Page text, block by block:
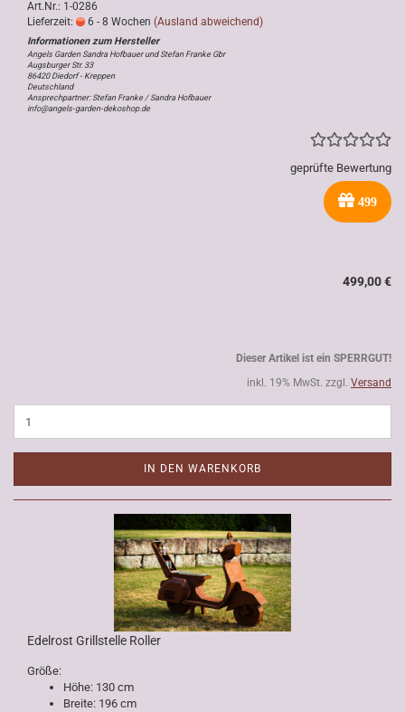
Art.Nr.: 1-0286
Lieferzeit:
6 - 8 Wochen (Ausland abweichend)
Angels Garden Sandra Hofbauer und Stefan Franke Gbr
Augsburger Str. 33
86420 Diedorf - Kreppen
Deutschland
Ansprechpartner: Stefan Franke / Sandra Hofbauer
info@angels-garden-dekoshop.de
geprüfte Bewertung
499
499,00 €
Dieser Artikel ist ein SPERRGUT!
inkl. 19% MwSt. zzgl. Versand
IN DEN WARENKORB
Edelrost Grillstelle Roller
Größe:
Höhe: 130 cm
Breite: 196 cm